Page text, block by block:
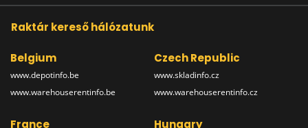
Raktár kereső hálózatunk
Belgium
www.depotinfo.be
www.warehouserentinfo.be
Czech Republic
www.skladinfo.cz
www.warehouserentinfo.cz
France Hungary